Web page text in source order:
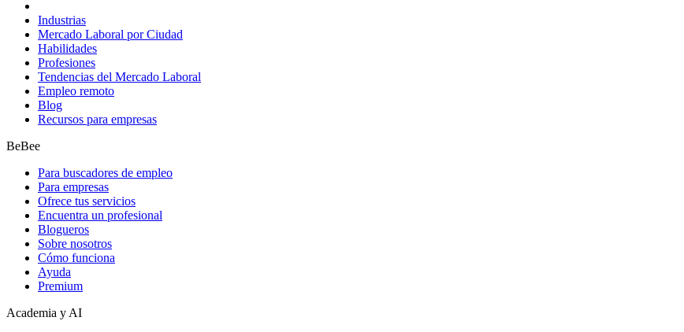
Industrias
Mercado Laboral por Ciudad
Habilidades
Profesiones
Tendencias del Mercado Laboral
Empleo remoto
Blog
Recursos para empresas
BeBee
Para buscadores de empleo
Para empresas
Ofrece tus servicios
Encuentra un profesional
Blogueros
Sobre nosotros
Cómo funciona
Ayuda
Premium
Academia y AI